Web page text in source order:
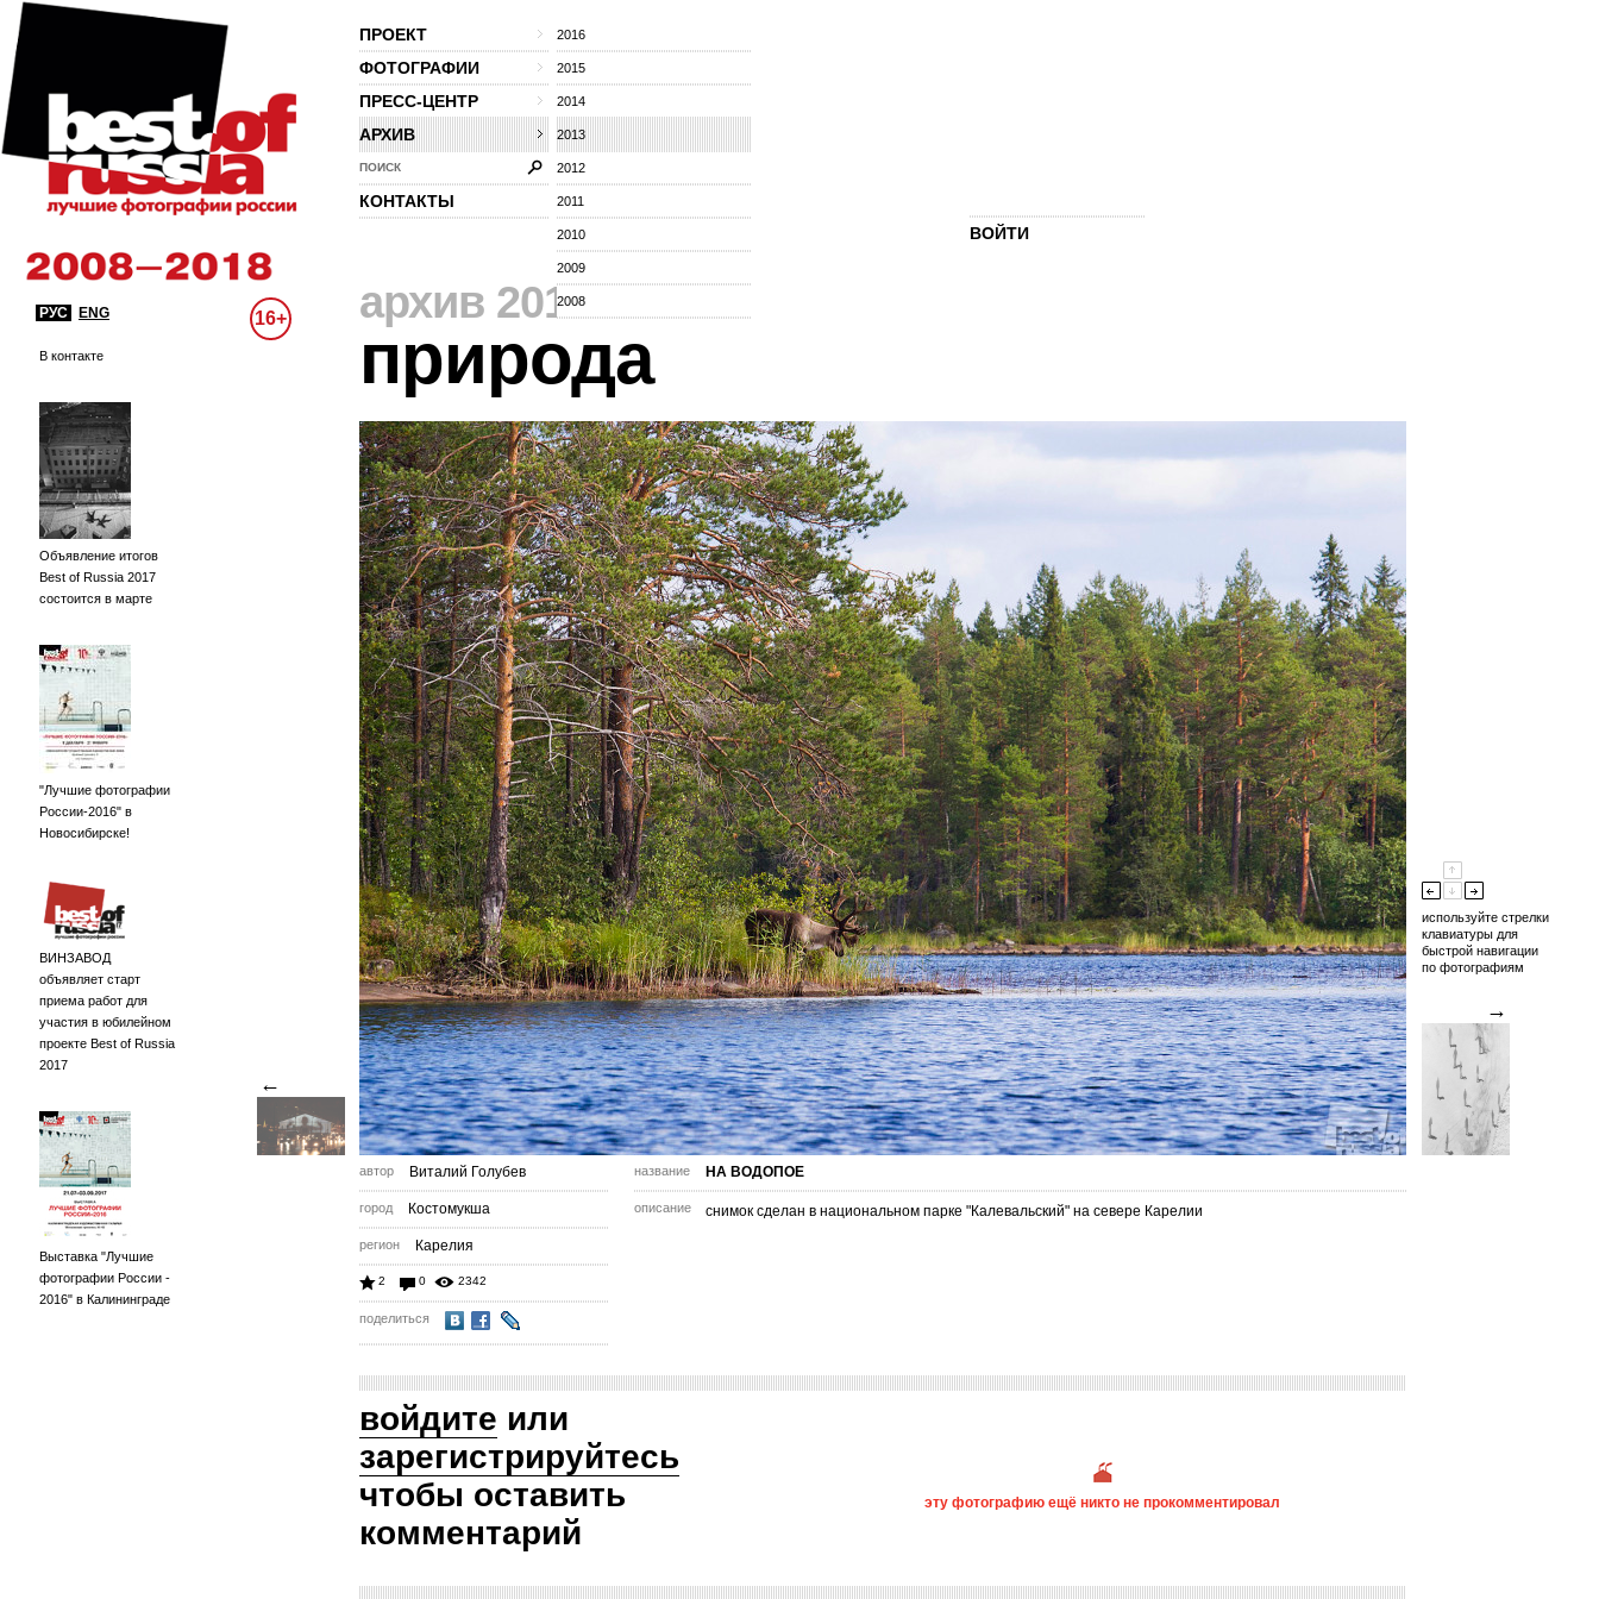
ПРОЕКТ
ФОТОГРАФИИ
ПРЕСС-ЦЕНТР
АРХИВ
2016
2015
2014
2013
2012
2011
2010
2009
2008
ПОИСК
КОНТАКТЫ
ВОЙТИ
РУС ENG 16+
В контакте
Объявление итогов
Best of Russia 2017
состоится в марте
"Лучшие фотографии
России-2016" в
Новосибирске!
ВИНЗАВОД
объявляет старт
приема работ для
участия в юбилейном
проекте Best of Russia
2017
Выставка "Лучшие
фотографии России -
2016" в Калининграде
архив 2013⁄
природа
←
→
используйте стрелки
клавиатуры для
быстрой навигации
по фотографиям
автор Виталий Голубев
город Костомукша
регион Карелия
2 0 2342
поделиться
название НА ВОДОПОЕ
описание снимок сделан в национальном парке "Калевальский" на севере Карелии
войдите или
зарегистрируйтесь
чтобы оставить
комментарий
эту фотографию ещё никто не прокомментировал